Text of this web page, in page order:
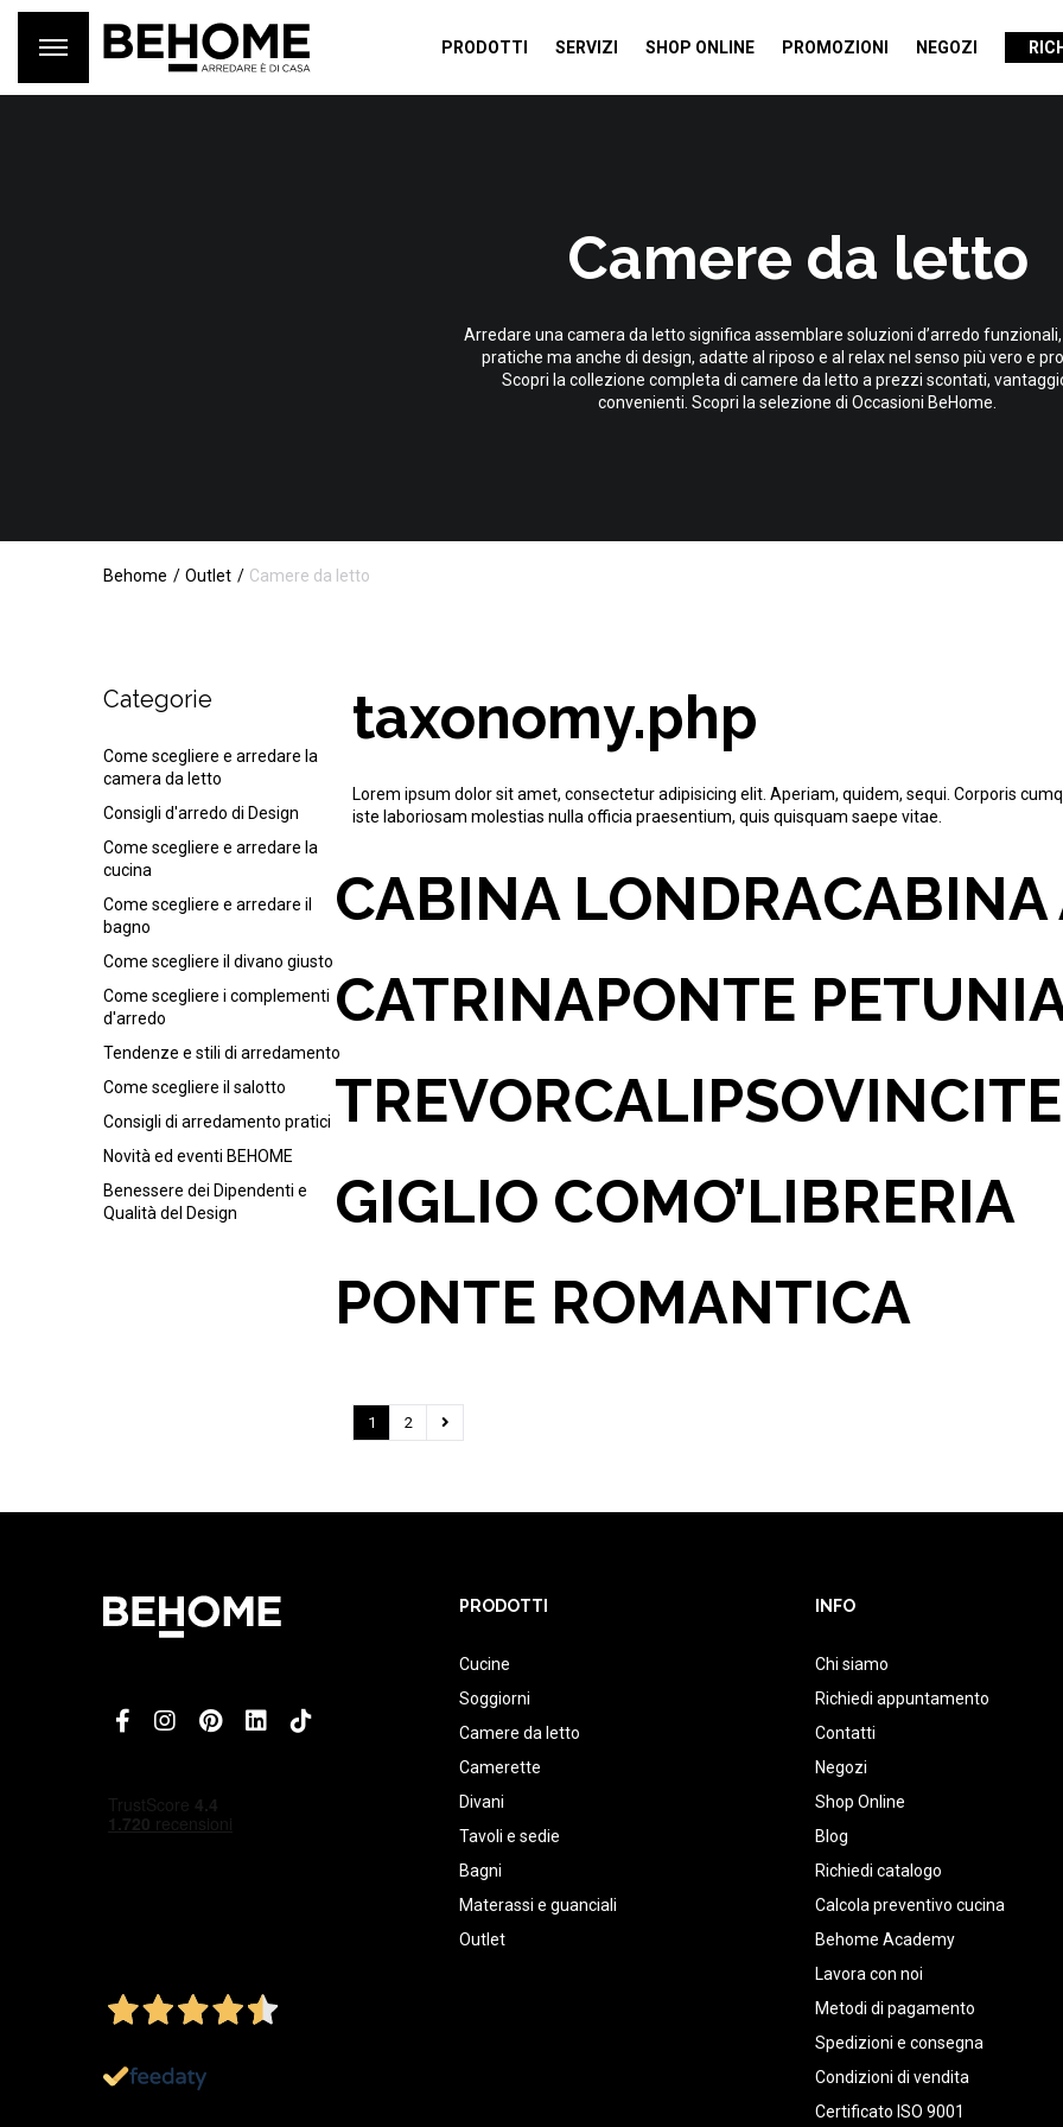
PRODOTTI SERVIZI SHOP ONLINE PROMOZIONI NEGOZI
Camere da letto
Arredare una camera da letto significa assemblare soluzioni d’arredo
pratiche ma anche di design, adatte al riposo e al relax nel senso più vero e
Scopri la collezione completa di camere da letto a prezzi scontati,
convenienti. Scopri la selezione di Occasioni BeHome.
Behome Outlet Camere da letto
Categorie
Come scegliere e arredare la
camera da letto
Consigli d'arredo di Design
Come scegliere e arredare la
cucina
Come scegliere e arredare il
bagno
Come scegliere il divano giusto
Come scegliere i complementi
d'arredo
Tendenze e stili di arredamento
Come scegliere il salotto
Consigli di arredamento pratici
Novità ed eventi BEHOME
Benessere dei Dipendenti e
Qualità del Design
taxonomy.php
Lorem ipsum dolor sit amet, consectetur adipisicing elit. Aperiam, quidem, sequi. Corporis
iste laboriosam molestias nulla officia praesentium, quis quisquam saepe vitae.
CABINA LONDRACABINA
CATRINAPONTE
TREVORCALIPSOVINCI
GIGLIO COMO’LIBRERIA
PONTE ROMANTICA
1 2
PRODOTTI
Cucine
Soggiorni
Camere da letto
Camerette
Divani
Tavoli e sedie
Bagni
Materassi e guanciali
Outlet
INFO
Chi siamo
Richiedi appuntamento
Contatti
Negozi
Shop Online
Blog
Richiedi catalogo
Calcola preventivo cucina
Behome Academy
Lavora con noi
Metodi di pagamento
Spedizioni e consegna
Condizioni di vendita
Certificato ISO 9001